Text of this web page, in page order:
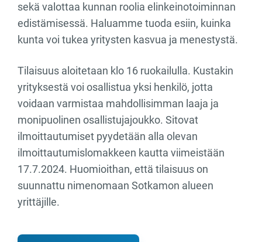
sekä valottaa kunnan roolia elinkeinotoiminnan
edistämisessä. Haluamme tuoda esiin, kuinka
kunta voi tukea yritysten kasvua ja menestystä.
Tilaisuus aloitetaan klo 16 ruokailulla. Kustakin
yrityksestä voi osallistua yksi henkilö, jotta
voidaan varmistaa mahdollisimman laaja ja
monipuolinen osallistujajoukko. Sitovat
ilmoittautumiset pyydetään alla olevan
ilmoittautumislomakkeen kautta viimeistään
17.7.2024. Huomioithan, että tilaisuus on
suunnattu nimenomaan Sotkamon alueen
yrittäjille.